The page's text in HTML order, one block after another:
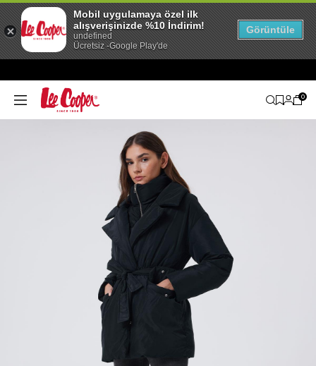
0
Mobil uygulamaya özel ilk
alışverişinizde %10 İndirim!
undefined
Ücretsiz -Google Play'de
Görüntüle